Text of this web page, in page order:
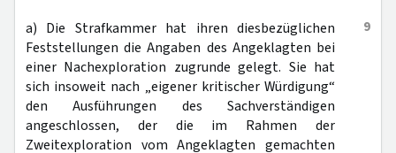
9
a) Die Strafkammer hat ihren diesbezüglichen
Feststellungen die Angaben des Angeklagten bei
einer Nachexploration zugrunde gelegt. Sie hat
sich insoweit nach „eigener kritischer Würdigung“
den Ausführungen des Sachverständigen
angeschlossen, der die im Rahmen der
Zweitexploration vom Angeklagten gemachten